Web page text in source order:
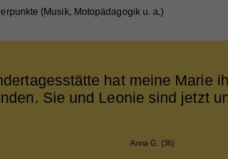
(Musik, Motopädagogik u. a.)
hat meine Marie
Sie und Leonie sind jetzt
Anna G. (36)